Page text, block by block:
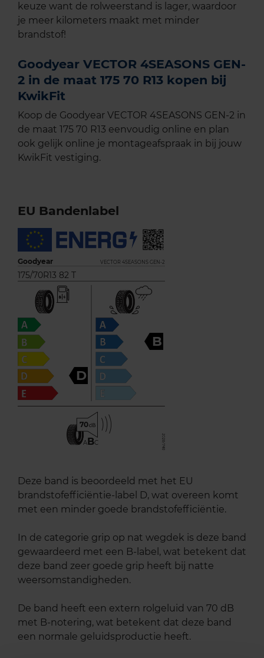
keuze want de rolweerstand is lager, waardoor
je meer kilometers maakt met minder
brandstof!
Goodyear VECTOR 4SEASONS GEN-
2 in de maat 175 70 R13 kopen bij
KwikFit
Koop de Goodyear VECTOR 4SEASONS GEN-2 in
de maat 175 70 R13 eenvoudig online en plan
ook gelijk online je montageafspraak in bij jouw
KwikFit vestiging.
EU Bandenlabel
Goodyear VECTOR 4SEASONS GEN-2
175/70R13 82 T
D
B
70
A BC
Deze band is beoordeeld met het EU
brandstofefficiëntie-label D, wat overeen komt
met een minder goede brandstofefficiëntie.
In de categorie grip op nat wegdek is deze band
gewaardeerd met een B-label, wat betekent dat
deze band zeer goede grip heeft bij natte
weersomstandigheden.
De band heeft een extern rolgeluid van 70 dB
met B-notering, wat betekent dat deze band
een normale geluidsproductie heeft.